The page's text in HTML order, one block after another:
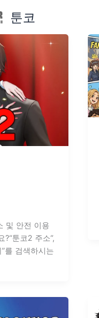
툰코
및 안전 이용
툰코2 주소”,
를 검색하시는